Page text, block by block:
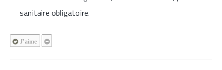
sanitaire obligatoire.
J'aime